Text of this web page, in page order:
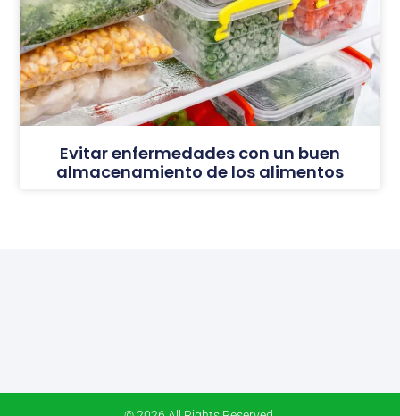
Evitar enfermedades con un buen
almacenamiento de los alimentos